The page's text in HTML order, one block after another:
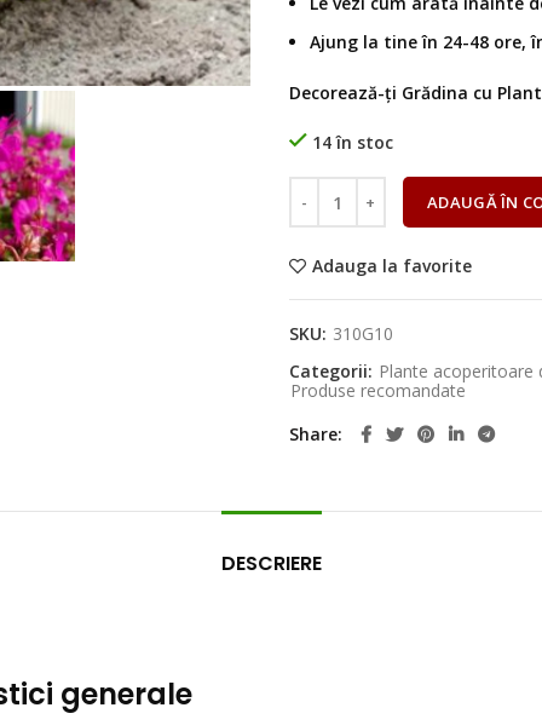
Ajung la tine în 24-48 ore,
Decorează-ți Grădina cu
14 în stoc
ADAUGĂ ÎN
Adauga la favorite
SKU: 310G10
Categorii: Plante acoperitoare
Produse recomandate
Share
DESCRIERE
generale